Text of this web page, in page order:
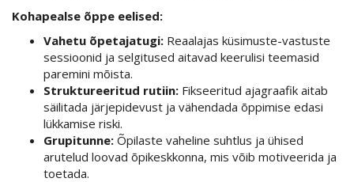
Kohapealse õppe eelised:
Vahetu õpetajatugi: Reaalajas küsimuste-vastuste
sessioonid ja selgitused aitavad keerulisi teemasid
paremini mõista.
Struktureeritud rutiin: Fikseeritud ajagraafik aitab
säilitada järjepidevust ja vähendada õppimise edasi
lükkamise riski.
Grupitunne: Õpilaste vaheline suhtlus ja ühised
arutelud loovad õpikeskkonna, mis võib motiveerida ja
toetada.